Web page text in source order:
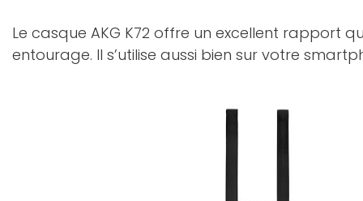
Le casque AKG K72 offre un excellent rapport
entourage. Il s’utilise aussi bien sur votre